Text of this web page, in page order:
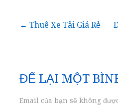
Điều
bài
viết
← Thuê Xe Tải Giá Rẻ
ĐỂ LẠI MỘT
Email của bạn sẽ không